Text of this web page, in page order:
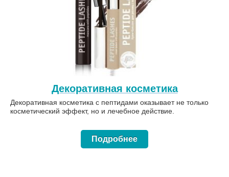
Декоративная косметика
Декоративная косметика с пептидами оказывает не только
косметический эффект, но и лечебное действие.
Подробнее